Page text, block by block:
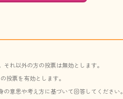
れ以外の方の投票は無効とします。
投票を有効とします。
意思や考え方に基づいて回答してください。